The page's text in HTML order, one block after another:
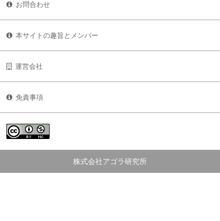
お問合わせ
本サイトの趣旨とメンバー
運営会社
免責事項
株式会社アゴラ研究所